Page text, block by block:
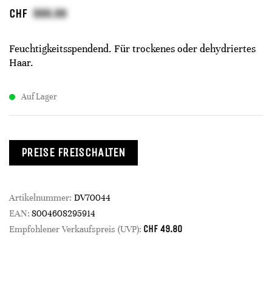
CHF
Feuchtigkeitsspendend. Für trockenes oder dehydriertes
Haar.
Auf Lager
PREISE FREISCHALTEN
Artikelnummer: DV70044
EAN: 8004608295914
Empfohlener Verkaufspreis (UVP): CHF 49.80